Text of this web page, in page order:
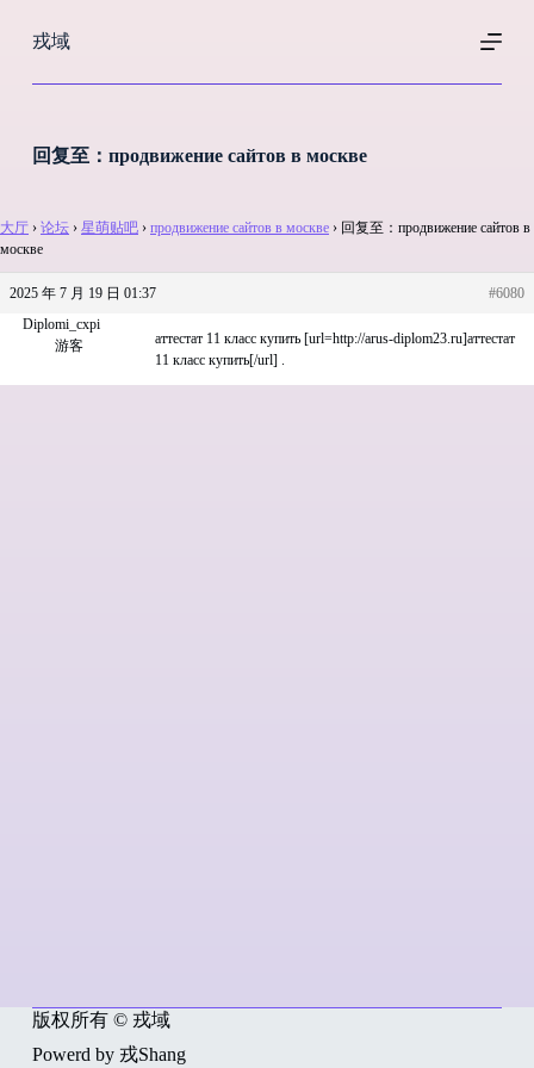
过
戎域
回复至：продвижение сайтов в москве
大厅 › 论坛 › 星萌贴吧 › продвижение сайтов в москве › 回复至：продвижение сайтов в
москве
2025 年 7 月 19 日 01:37
#6080
Diplomi_cxpi
游客
аттестат 11 класс купить [url=http://arus-diplom23.ru]аттестат
11 класс купить[/url] .
版权所有 © 戎域
Powerd by 戎Shang